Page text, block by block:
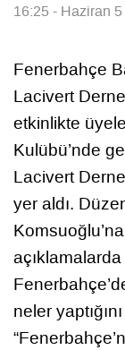
16:25 - Haziran
Fenerbahçe
Lacivert
etkinlikte
Kulübü’nde
Lacivert
yer aldı.
neler